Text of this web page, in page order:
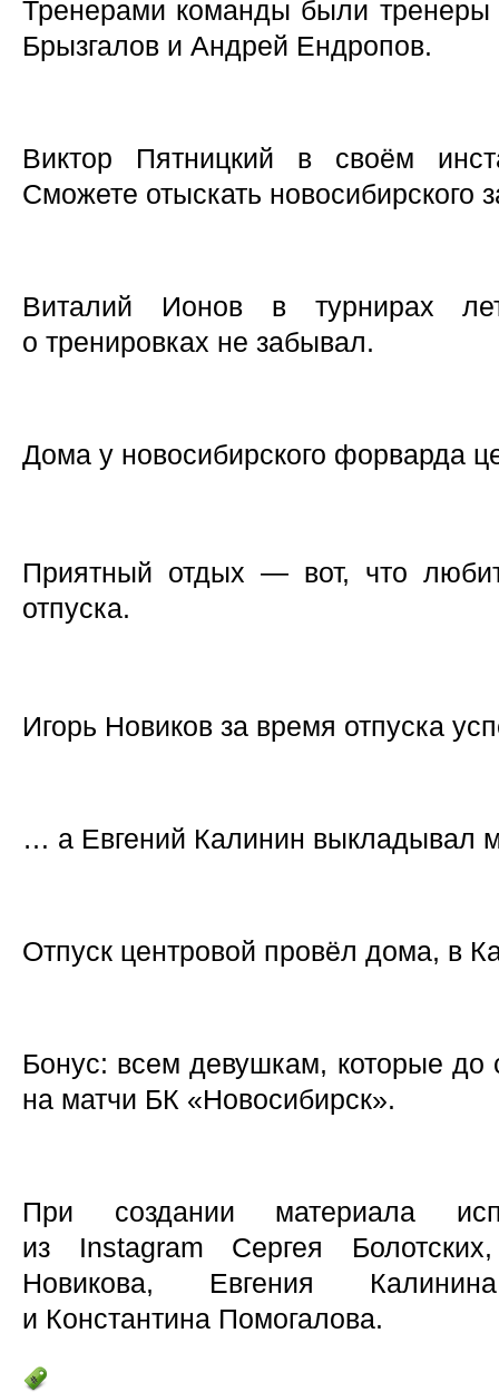
Тренерами команды были тренеры
Брызгалов и Андрей Ендропов.
Виктор Пятницкий в своём
Сможете отыскать новосибирского
Виталий Ионов в турнирах
о тренировках не забывал.
Дома у новосибирского форварда
Приятный отдых — вот, что
отпуска.
Игорь Новиков за время отпуска
… а Евгений Калинин выкладывал
Отпуск центровой провёл дома, в
Бонус: всем девушкам, которые до
на матчи БК «Новосибирск».
При создании материала
из Instagram Сергея
Новикова, Евгения
и Константина Помогалова.